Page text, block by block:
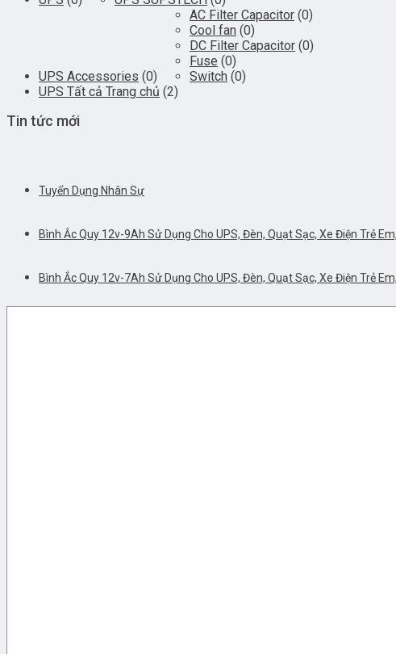
UPS Accessories (0)
AC Filter Capacitor (0)
Cool fan (0)
DC Filter Capacitor (0)
Fuse (0)
Switch (0)
UPS Tất cả Trang chủ (2)
Tin tức mới
Tuyển Dụng Nhân Sự
Bình Ắc Quy 12v-9Ah Sử Dụng Cho UPS, Đèn, Quạt Sạc, Xe Điện Trẻ
Bình Ắc Quy 12v-7Ah Sử Dụng Cho UPS, Đèn, Quạt Sạc, Xe Điện Trẻ